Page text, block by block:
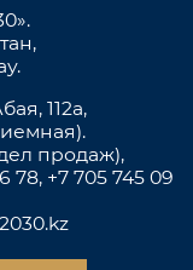
112а,
продаж),
78, +7 705 745 09